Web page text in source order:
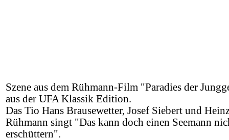
Szene aus dem Rühmann-Film "Paradies der
aus der UFA Klassik Edition.
Das Tio Hans Brausewetter, Josef Siebert und
Rühmann singt "Das kann doch einen Seemann
erschüttern".